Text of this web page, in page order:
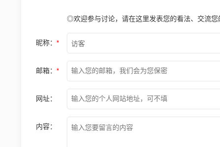
◎欢迎参与讨论，请在这里发表您的看法、交流您
昵称： *
邮箱： *
网址：
内容：